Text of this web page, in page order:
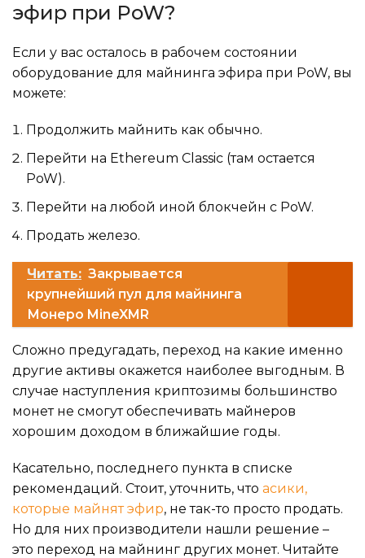
эфир при PoW?
Если у вас осталось в рабочем состоянии
оборудование для майнинга эфира при PoW, вы
можете:
Продолжить майнить как обычно.
Перейти на Ethereum Classic (там остается
PoW).
Перейти на любой иной блокчейн с PoW.
Продать железо.
Читать: Закрывается
крупнейший пул для майнинга
Монеро MineXMR
Сложно предугадать, переход на какие именно
другие активы окажется наиболее выгодным. В
случае наступления криптозимы большинство
монет не смогут обеспечивать майнеров
хорошим доходом в ближайшие годы.
Касательно, последнего пункта в списке
рекомендаций. Стоит, уточнить, что асики,
которые майнят эфир, не так-то просто продать.
Но для них производители нашли решение –
это переход на майнинг других монет. Читайте